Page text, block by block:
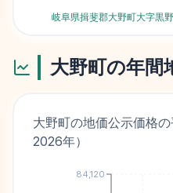
岐阜県揖斐郡大野町大字黒
大野町の年間
大野町の地価公示価格
2026年）
84,120